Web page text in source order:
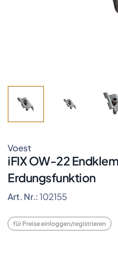
Voest
iFIX OW-22
Erdungsfunktion
Art. Nr.:102155
für Preise einloggen/registrieren